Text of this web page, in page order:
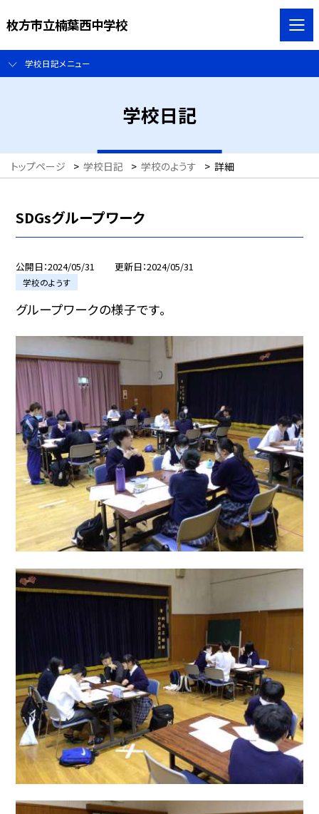
枚方市立楠葉西中学校
学校日記メニュー
学校日記
トップページ > 学校日記 > 学校のようす > 詳細
SDGsグループワーク
公開日 2024/05/31 更新日 2024/05/31
学校のようす
グループワークの様子です。